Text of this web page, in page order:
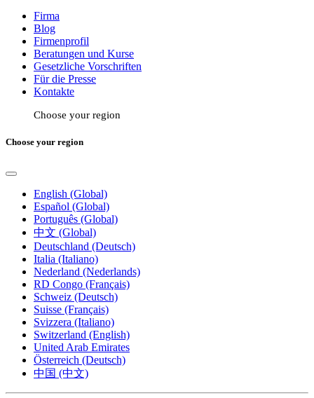
Firma
Blog
Firmenprofil
Beratungen und Kurse
Gesetzliche Vorschriften
Für die Presse
Kontakte
Choose your region
Choose your region
English (Global)
Español (Global)
Português (Global)
中文 (Global)
Deutschland (Deutsch)
Italia (Italiano)
Nederland (Nederlands)
RD Congo (Français)
Schweiz (Deutsch)
Suisse (Français)
Svizzera (Italiano)
Switzerland (English)
United Arab Emirates
Österreich (Deutsch)
中国 (中文)